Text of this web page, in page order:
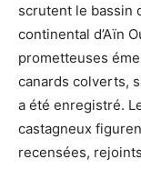
scrutent le bassin
continental d’Aïn
prometteuses
canards colverts,
a été enregistré.
castagneux
recensées,